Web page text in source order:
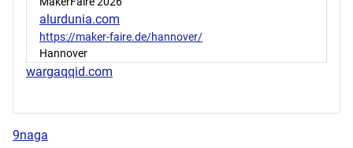
alurdunia.com
https://maker-faire.de/hannover/
Hannover
wargaqqid.com
9naga